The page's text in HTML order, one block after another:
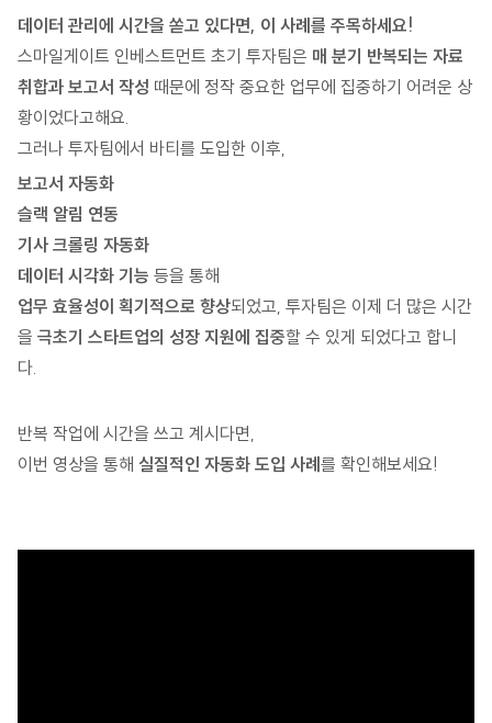
데이터 관리에 시간을 쏟고 있다면, 이 사례를 주목하세요!
스마일게이트 인베스트먼트 초기 투자팀은 매 분기 반복되는 자료
취합과 보고서 작성 때문에 정작 중요한 업무에 집중하기 어려운 상
황이었다고해요.
그러나 투자팀에서 바티를 도입한 이후,
보고서 자동화
슬랙 알림 연동
기사 크롤링 자동화
데이터 시각화 기능 등을 통해
업무 효율성이 획기적으로 향상되었고, 투자팀은 이제 더 많은 시간
을 극초기 스타트업의 성장 지원에 집중할 수 있게 되었다고 합니
다.
반복 작업에 시간을 쓰고 계시다면,
이번 영상을 통해 실질적인 자동화 도입 사례 를 확인해보세요!